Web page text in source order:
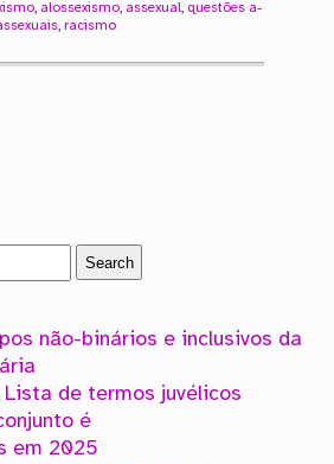
, alossexismo, assexual, questões a-
, racismo
não-binários e inclusivos da
Lista de termos juvélicos
é
em 2025